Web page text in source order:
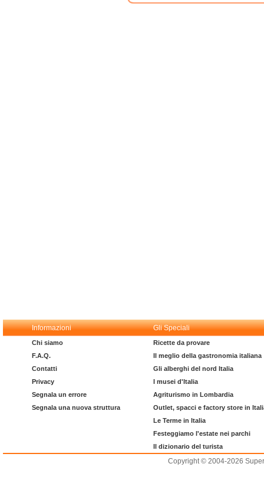
Informazioni Gli Speciali
Chi siamo
F.A.Q.
Contatti
Privacy
Segnala un errore
Segnala una nuova struttura
Ricette da provare
Il meglio della gastronomia italiana
Gli alberghi del nord Italia
I musei d'Italia
Agriturismo in Lombardia
Outlet, spacci e factory store in
Le Terme in Italia
Festeggiamo l'estate nei parchi
Il dizionario del turista
Copyright © 2004-2026